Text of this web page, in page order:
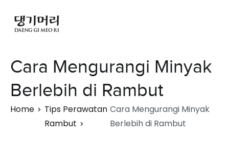
Cara Mengurangi Minyak
Berlebih di Rambut
Home
Tips Perawatan
Rambut
Cara Mengurangi Minyak
Berlebih di Rambut